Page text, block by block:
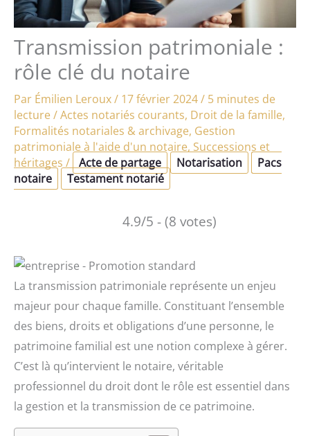
Transmission patrimoniale :
rôle clé du notaire
Par Émilien Leroux/ 17 février 2024/ 5 minutes de
lecture/Actes notariés courants, Droit de la famille,
Formalités notariales & archivage, Gestion
patrimoniale à l'aide d'un notaire, Successions et
héritages / Acte de partage Notarisation
Pacs
notaire
Testament notarié
4.9/5 - (8 votes)
La transmission patrimoniale représente un enjeu
majeur pour chaque famille. Constituant l’ensemble
des biens, droits et obligations d’une personne, le
patrimoine familial est une notion complexe à gérer.
C’est là qu’intervient le notaire, véritable
professionnel du droit dont le rôle est essentiel dans
la gestion et la transmission de ce patrimoine.